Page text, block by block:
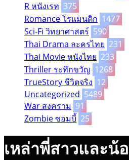
R หนังเรท 375
Romance โรแมนติก 1477
Sci-Fi วิทยาศาสตร์ 590
Thai Drama ละครไทย 231
Thai Movie หนังไทย 233
Thriller ระทึกขวัญ 1268
TrueStory ชีวิตจริง 12
Uncategorized 5489
War สงคราม 91
Zombie ซอมบี้ 25
เหล่าพี่สาวและน้